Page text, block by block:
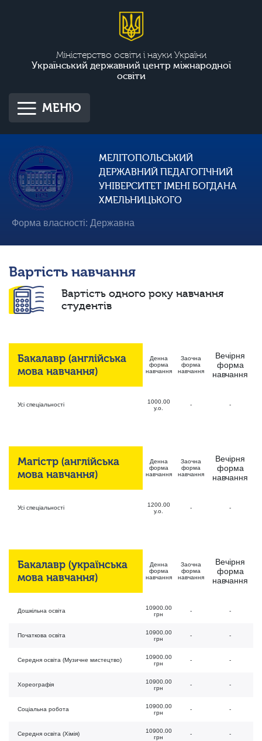
Міністерство освіти і науки України
Український державний центр міжнародної
освіти
МЕНЮ
МЕЛІТОПОЛЬСЬКИЙ
ДЕРЖАВНИЙ ПЕДАГОГІЧНИЙ
УНІВЕРСИТЕТ ІМЕНІ БОГДАНА
ХМЕЛЬНИЦЬКОГО
Форма власності: Державна
Вартість навчання
Вартість одного року навчання
студентів
Бакалавр (англійська
мова навчання)
Денна
форма
навчання
Заочна
форма
навчання
Вечірня
форма
навчання
Усі спеціальності
1000.00
у.о.
- -
Магістр (англійська
мова навчання)
Денна
форма
навчання
Заочна
форма
навчання
Вечірня
форма
навчання
Усі спеціальності
1200.00
у.о.
- -
Бакалавр (українська
мова навчання)
Денна
форма
навчання
Заочна
форма
навчання
Вечірня
форма
навчання
Дошкільна освіта
10900.00
грн
- -
Початкова освіта
10900.00
грн
- -
Середня освіта (Музичне мистецтво)
10900.00
грн
- -
Хореографія
10900.00
грн
- -
Соціальна робота
10900.00
грн
- -
Середня освіта (Хімія)
10900.00
грн
- -